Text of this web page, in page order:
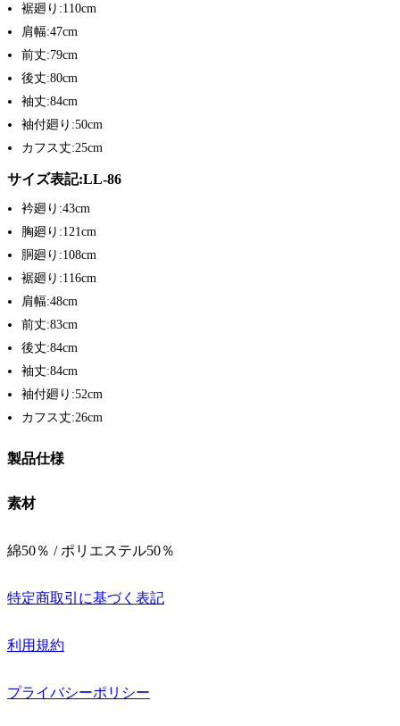
裾廻り:110cm
肩幅:47cm
前丈:79cm
後丈:80cm
袖丈:84cm
袖付廻り:50cm
カフス丈:25cm
サイズ表記:LL-86
衿廻り:43cm
胸廻り:121cm
胴廻り:108cm
裾廻り:116cm
肩幅:48cm
前丈:83cm
後丈:84cm
袖丈:84cm
袖付廻り:52cm
カフス丈:26cm
製品仕様
素材
綿50％ / ポリエステル50％
特定商取引に基づく表記
利用規約
プライバシーポリシー